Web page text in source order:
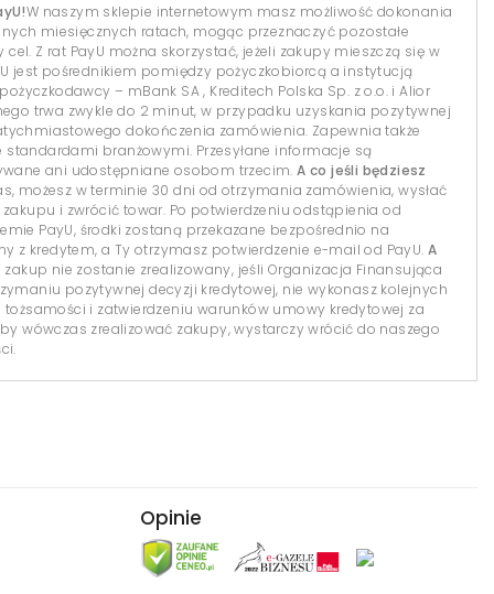
W naszym sklepie internetowym masz możliwość dokonania
miesięcznych ratach, mogąc przeznaczyć pozostałe
Z rat PayU można skorzystać, jeżeli zakupy mieszczą się w
jest pośrednikiem pomiędzy pożyczkobiorcą a instytucją
– mBank SA , Kreditech Polska Sp. z o.o. i Alior
trwa zwykle do 2 minut, w przypadku uzyskania pozytywnej
dokończenia zamówienia. Zapewnia także
branżowymi. Przesyłane informacje są
ani udostępniane osobom trzecim. A co jeśli będziesz
możesz w terminie 30 dni od otrzymania zamówienia, wysłać
i zwrócić towar. Po potwierdzeniu odstąpienia od
PayU, środki zostaną przekazane bezpośrednio na
z kredytem, a Ty otrzymasz potwierdzenie e-mail od PayU. A
nie zostanie zrealizowany, jeśli Organizacja Finansująca
pozytywnej decyzji kredytowej, nie wykonasz kolejnych
i zatwierdzeniu warunków umowy kredytowej za
wówczas zrealizować zakupy, wystarczy wrócić do naszego
Opinie